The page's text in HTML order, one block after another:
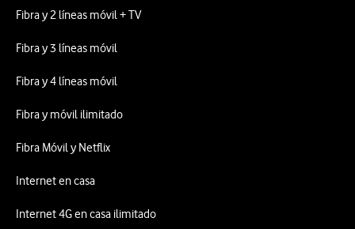
Fibra y 2 líneas móvil + TV
Fibra y 3 líneas móvil
Fibra y 4 líneas móvil
Fibra y móvil ilimitado
Fibra Móvil y Netflix
Internet en casa
Internet 4G en casa ilimitado